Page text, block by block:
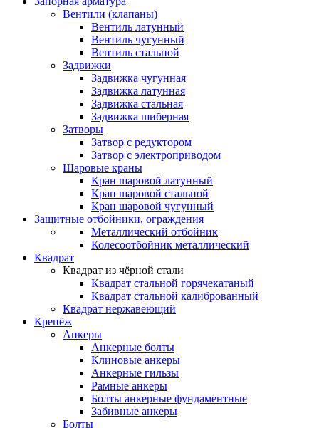
Вентили (клапаны)
Вентиль латунный
Вентиль чугунный
Вентиль стальной
Задвижки
Задвижка чугунная
Задвижка латунная
Задвижка стальная
Задвижка шиберная
Затворы
Затвор с редуктором
Затвор с электроприводом
Шаровые краны
Кран шаровой латунный
Кран шаровой стальной
Кран шаровой чугунный
Защитные отбойники, ограждения
Металлический отбойник
Колесоотбойник металлический
Квадрат
Квадрат из чёрной стали
Квадрат стальной горячекатаный
Квадрат стальной калиброванный
Квадрат нержавеющий
Крепёж
Анкеры
Анкерные болты
Клиновые анкеры
Анкерные гильзы
Рамные анкеры
Болты анкерные фундаментные
Забивные анкеры
Болты